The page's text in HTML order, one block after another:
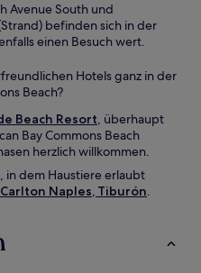
Avenue South und
befinden sich in der
einen Besuch wert.
Hotels ganz in der
Beach?
Beach Resort, überhaupt
Bay Commons Beach
herzlich willkommen.
in dem Haustiere erlaubt
Naples, Tiburón.